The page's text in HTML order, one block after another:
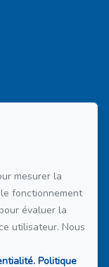
mesurer la
fonctionnement
évaluer la
utilisateur. Nous
Politique